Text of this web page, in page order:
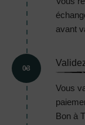
avant
03
Vous
Bon à